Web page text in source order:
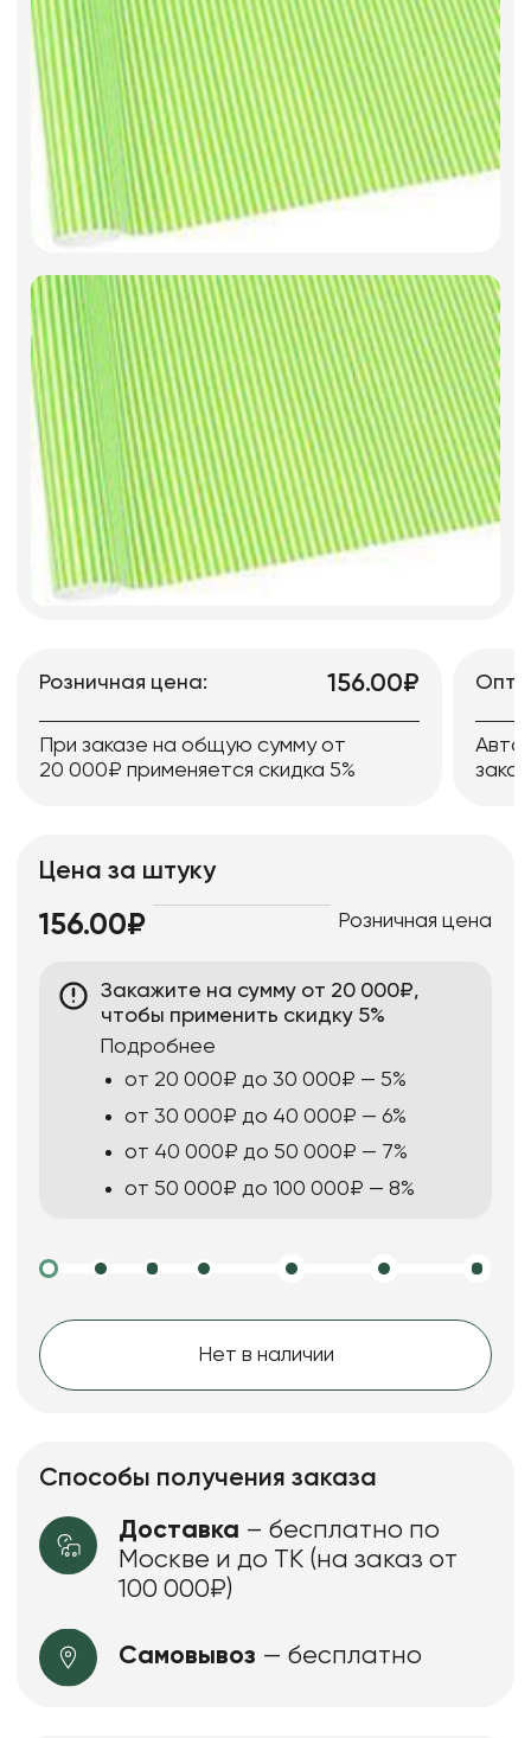
Фоамиран
Свечи
Игрушки мягкие
Изделия из металла
Сухоцветы
Розничная цена: 156.00₽
При заказе на общую сумму от
20 000₽ применяется скидка 5%
Цена за штуку
156.00₽ Розничная цена
Закажите на сумму от 20 000₽,
чтобы применить скидку 5%
Подробнее
от 20 000₽ до 30 000₽ — 5%
от 30 000₽ до 40 000₽ — 6%
от 40 000₽ до 50 000₽ — 7%
от 50 000₽ до 100 000₽ — 8%
Нет в наличии
Способы получения заказа
Доставка – бесплатно по
Москве и до ТК (на заказ от
100 000₽)
Самовывоз — бесплатно